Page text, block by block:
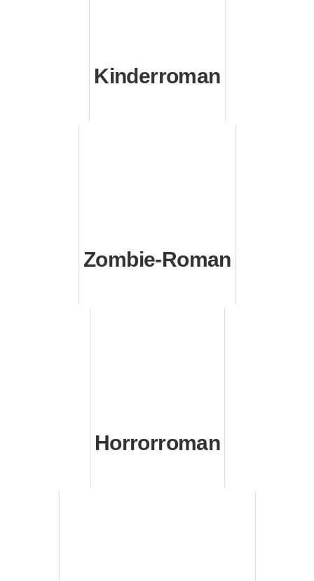
Kinderroman
Zombie-Roman
Horrorroman